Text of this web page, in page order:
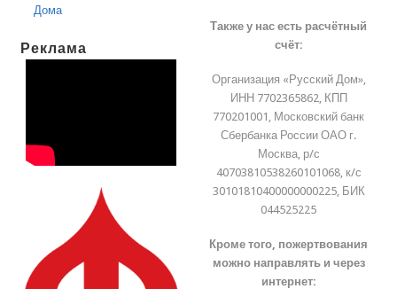
Дома
Реклама
Также у нас есть расчётный
счёт:
Организация «Русский Дом»,
ИНН 7702365862, КПП
770201001, Московский банк
Сбербанка России ОАО г.
Москва, р/с
40703810538260101068, к/с
30101810400000000225, БИК
044525225
Кроме того, пожертвования
можно направлять и через
интернет: